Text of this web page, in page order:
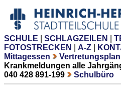
SCHULE SCHLAGZEILEN
FOTOSTRECKEN
A-Z
Mittagessen
Vertretungsplan
Krankmeldungen alle
040 428 891-199
Schulbüro